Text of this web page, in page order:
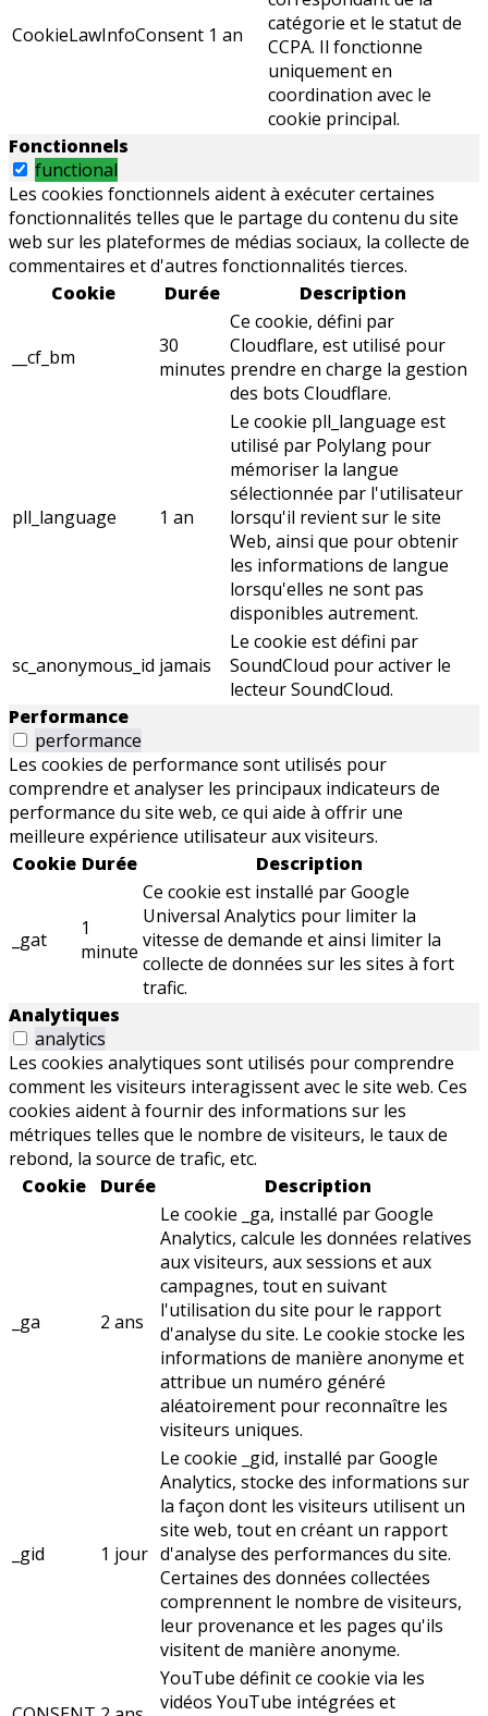
CookieLawInfoConsent 1 an
catégorie et le statut de
CCPA. Il fonctionne
uniquement en
coordination avec le
cookie principal.
Fonctionnels
functional
Les cookies fonctionnels aident à exécuter certaines
fonctionnalités telles que le partage du contenu du site
web sur les plateformes de médias sociaux, la collecte de
commentaires et d'autres fonctionnalités tierces.
Cookie
Durée Description
__cf_bm
30
minutes
Ce cookie, défini par
Cloudflare, est utilisé pour
prendre en charge la gestion
des bots Cloudflare.
pll_language 1 an
Le cookie pll_language est
utilisé par Polylang pour
mémoriser la langue
sélectionnée par l'utilisateur
lorsqu'il revient sur le site
Web, ainsi que pour obtenir
les informations de langue
lorsqu'elles ne sont pas
disponibles autrement.
sc_anonymous_id jamais
Le cookie est défini par
SoundCloud pour activer le
lecteur SoundCloud.
Performance
performance
Les cookies de performance sont utilisés pour
comprendre et analyser les principaux indicateurs de
performance du site web, ce qui aide à offrir une
meilleure expérience utilisateur aux visiteurs.
Cookie Durée Description
_gat
1
minute
Ce cookie est installé par Google
Universal Analytics pour limiter la
vitesse de demande et ainsi limiter la
collecte de données sur les sites à fort
trafic.
Analytiques
analytics
Les cookies analytiques sont utilisés pour comprendre
comment les visiteurs interagissent avec le site web. Ces
cookies aident à fournir des informations sur les
métriques telles que le nombre de visiteurs, le taux de
rebond, la source de trafic, etc.
Cookie
Durée Description
_ga 2 ans
Le cookie _ga, installé par Google
Analytics, calcule les données relatives
aux visiteurs, aux sessions et aux
campagnes, tout en suivant
l'utilisation du site pour le rapport
d'analyse du site. Le cookie stocke les
informations de manière anonyme et
attribue un numéro généré
aléatoirement pour reconnaître les
visiteurs uniques.
_gid 1 jour
Le cookie _gid, installé par Google
Analytics, stocke des informations sur
la façon dont les visiteurs utilisent un
site web, tout en créant un rapport
d'analyse des performances du site.
Certaines des données collectées
comprennent le nombre de visiteurs,
leur provenance et les pages qu'ils
visitent de manière anonyme.
YouTube définit ce cookie via les
vidéos YouTube intégrées et